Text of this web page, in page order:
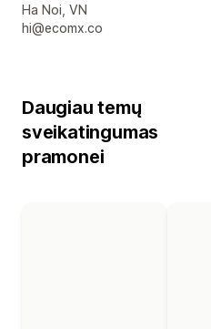
Kūrėjo kontaktiniai duomenys
Ha Noi, VN
hi@ecomx.co
Daugiau temų
sveikatingumas
pramonei